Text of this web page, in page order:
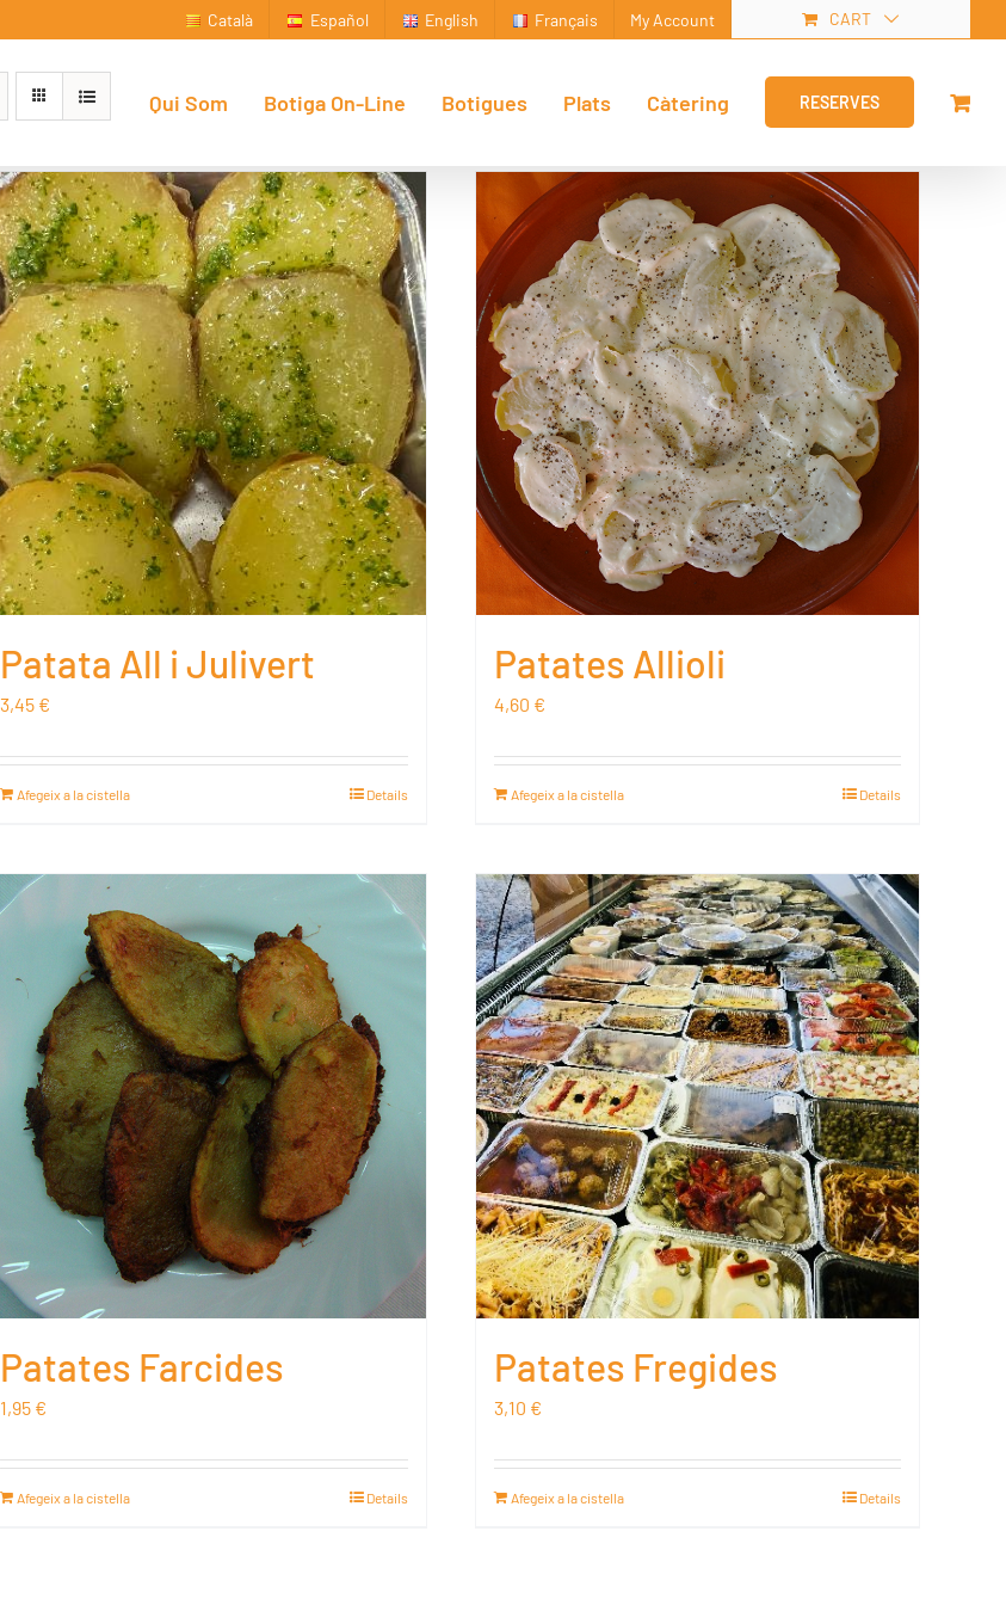
Català Español English Français My Account CART
Qui Som Botiga On-Line Botigues Plats Càtering RESERVES
Patata All i Julivert
3,45 €
Afegeix a la cistella Details
Patates Allioli
4,60 €
Afegeix a la cistella Details
Patates Farcides
1,95 €
Afegeix a la cistella Details
Patates Fregides
3,10 €
Afegeix a la cistella Details